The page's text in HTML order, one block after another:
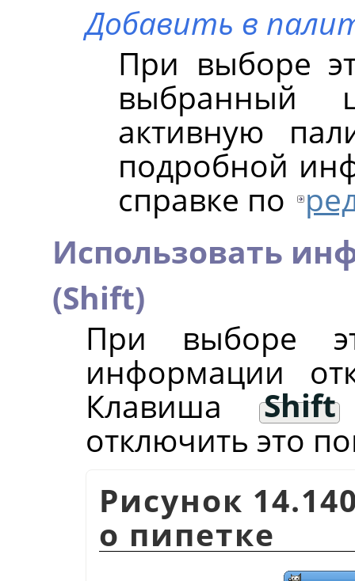
Добавить в
При выборе
выбранный
активную
подробной
справке по
Использовать
(Shift)
При выборе
информации
Клавиша
Shift
отключить это
Рисунок
о пипетке